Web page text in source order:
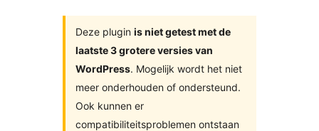
Deze plugin is niet getest met de
laatste 3 grotere versies van
WordPress. Mogelijk wordt het niet
meer onderhouden of ondersteund.
Ook kunnen er
compatibiliteitsproblemen ontstaan